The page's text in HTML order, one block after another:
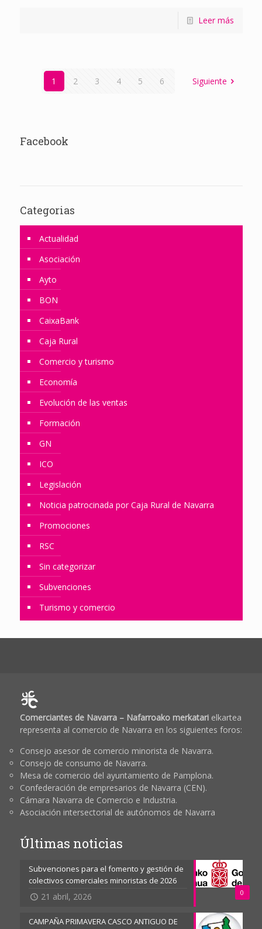
Leer más
1 2 3 4 5 6 Siguiente
Facebook
Categorias
Actualidad
Asociación
Ayto
BON
CaixaBank
Caja Rural
Comercio y turismo
Economía
Evolución de las ventas
Formación
GN
ICO
Legislación
Noticia patrocinada por Caja Rural de Navarra
Promociones
RSC
Sin categorizar
Subvenciones
Turismo y comercio
Comerciantes de Navarra – Nafarroako merkatarielkartea
representa al comercio de Navarra en los siguientes foros:
Consejo asesor de comercio minorista de Navarra.
Consejo de consumo de Navarra.
Mesa de comercio del ayuntamiento de Pamplona.
Confederación de empresarios de Navarra (CEN).
Cámara Navarra de Comercio e Industria.
Asociación intersectorial de autónomos de Navarra
Últimas noticias
0
Subvenciones para el fomento y gestión de
colectivos comerciales minoristas de 2026
21 abril, 2026
CAMPAÑA PRIMAVERA CASCO ANTIGUO DE